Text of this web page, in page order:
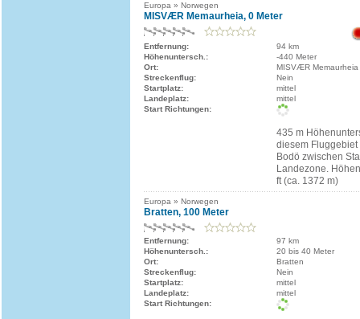
Europa » Norwegen
MISVÆR Memaurheia, 0 Meter
Entfernung:
94 km
Höhenuntersch.:
-440 Meter
Ort:
MISVÆR Memaurheia
Streckenflug:
Nein
Startplatz:
mittel
Landeplatz:
mittel
Start Richtungen:
435 m
diesem
Bodö zwischen
Landezone.
ft (ca. 1372 m)
Europa » Norwegen
Bratten, 100 Meter
Entfernung:
97 km
Höhenuntersch.:
20 bis 40 Meter
Ort:
Bratten
Streckenflug:
Nein
Startplatz:
mittel
Landeplatz:
mittel
Start Richtungen: